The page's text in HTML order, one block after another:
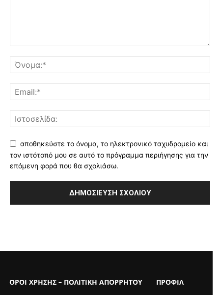
αποθηκεύστε το όνομα, το ηλεκτρονικό ταχυδρομείο και
τον ιστότοπό μου σε αυτό το πρόγραμμα περιήγησης για την
επόμενη φορά που θα σχολιάσω.
ΟΡΟΙ ΧΡΗΣΗΣ – ΠΟΛΙΤΙΚΗ ΑΠΟΡΡΗΤΟΥ ΠΡΟΦΙΛ